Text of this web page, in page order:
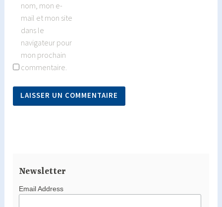
nom, mon e-
mail et mon site
dans le
navigateur pour
mon prochain
commentaire.
Newsletter
Email Address